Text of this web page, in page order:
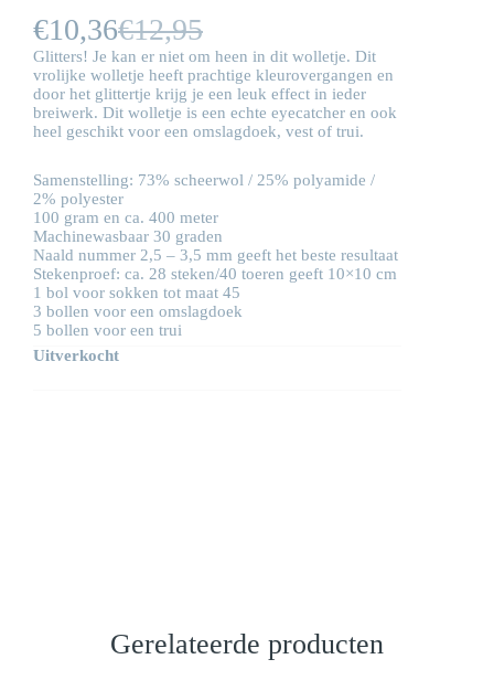
€12,95
Oorspronkelijke
prijs
was:
€10,36Huidige
prijs
is:
Glitters! Je kan er niet om heen in dit wolletje. Dit
vrolijke wolletje heeft prachtige kleurovergangen en
door het glittertje krijg je een leuk effect in ieder
breiwerk. Dit wolletje is een echte eyecatcher en ook
heel geschikt voor een omslagdoek, vest of trui.
Samenstelling: 73% scheerwol / 25% polyamide /
2% polyester
100 gram en ca. 400 meter
Machinewasbaar 30 graden
Naald nummer 2,5 – 3,5 mm geeft het beste resultaat
Stekenproef: ca. 28 steken/40 toeren geeft 10×10 cm
1 bol voor sokken tot maat 45
3 bollen voor een omslagdoek
5 bollen voor een trui
Uitverkocht
Gerelateerde producten